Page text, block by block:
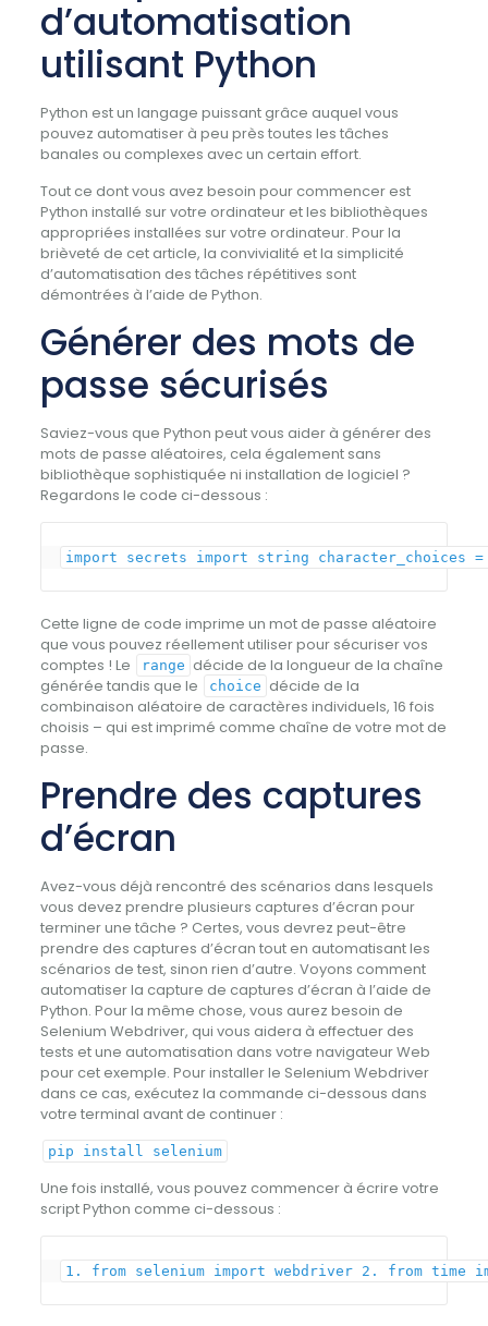
d’automatisation
utilisant Python
Python est un langage puissant grâce auquel vous
pouvez automatiser à peu près toutes les tâches
banales ou complexes avec un certain effort.
Tout ce dont vous avez besoin pour commencer est
Python installé sur votre ordinateur et les bibliothèques
appropriées installées sur votre ordinateur. Pour la
brièveté de cet article, la convivialité et la simplicité
d’automatisation des tâches répétitives sont
démontrées à l’aide de Python.
Générer des mots de
passe sécurisés
Saviez-vous que Python peut vous aider à générer des
mots de passe aléatoires, cela également sans
bibliothèque sophistiquée ni installation de logiciel ?
Regardons le code ci-dessous :
import secrets import string character_choices =
Cette ligne de code imprime un mot de passe aléatoire
que vous pouvez réellement utiliser pour sécuriser vos
comptes ! Le
range décide de la longueur de la chaîne
générée tandis que le
choice décide de la
combinaison aléatoire de caractères individuels, 16 fois
choisis – qui est imprimé comme chaîne de votre mot de
passe.
Prendre des captures
d’écran
Avez-vous déjà rencontré des scénarios dans lesquels
vous devez prendre plusieurs captures d’écran pour
terminer une tâche ? Certes, vous devrez peut-être
prendre des captures d’écran tout en automatisant les
scénarios de test, sinon rien d’autre. Voyons comment
automatiser la capture de captures d’écran à l’aide de
Python. Pour la même chose, vous aurez besoin de
Selenium Webdriver, qui vous aidera à effectuer des
tests et une automatisation dans votre navigateur Web
pour cet exemple. Pour installer le Selenium Webdriver
dans ce cas, exécutez la commande ci-dessous dans
votre terminal avant de continuer :
pip install selenium
Une fois installé, vous pouvez commencer à écrire votre
script Python comme ci-dessous :
1. fromselenium import webdriver 2. fromtime